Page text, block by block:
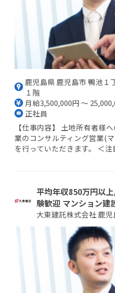
鹿児島県 鹿児島市 鴨池
１階
月給3,500,000円 ～
正社員
【仕事内容】 土地所有者様
業のコンサルティング営業(
を行っていただきます。 ＜
平均年収850万円以
験歓迎 マンション建
大東建託株式会社 鹿